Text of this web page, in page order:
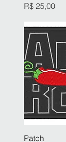
Preço
R$ 25,00
Patch